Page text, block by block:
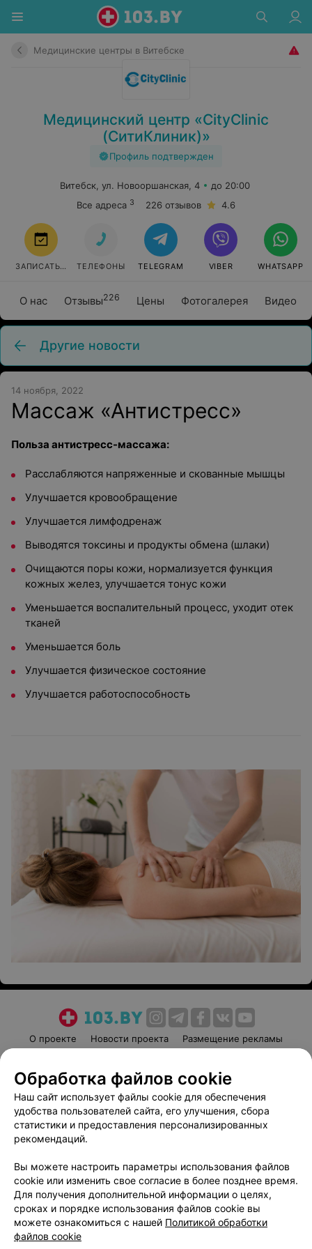
Медицинские центры в Витебске
Медицинский центр «CityClinic
(СитиКлиник)»
Профиль подтвержден
О нас Отзывы226 Цены Фотогалерея Видео
Витебск, ул. Новооршанская, 4
до 20:00
Все адреса 3 226 отзывов 4.6
ЗАПИСАТЬСЯ ТЕЛЕФОНЫ TELEGRAM VIBER WHATSAPP
Другие новости
14 ноября, 2022
Массаж «Антистресс»
Польза антистресс-массажа:
Расслабляются напряженные и скованные мышцы
Улучшается кровообращение
Улучшается лимфодренаж
Выводятся токсины и продукты обмена (шлаки)
Очищаются поры кожи, нормализуется функция
кожных желез, улучшается тонус кожи
Уменьшается воспалительный процесс, уходит отек
тканей
Уменьшается боль
Улучшается физическое состояние
Улучшается работоспособность
О проекте Новости проекта
Размещение рекламы
Пользовательское соглашение
Способы оплаты
Вакансии
Партнеры
Написать руководителю 103.by
Обработка персональных данных
Обработка файлов cookie
Наш сайт использует файлы cookie для обеспечения
удобства пользователей сайта, его улучшения, сбора
статистики и предоставления персонализированных
рекомендаций.
Вы можете настроить параметры использования файлов
cookie или изменить свое согласие в более позднее время.
Для получения дополнительной информации о целях,
сроках и порядке использования файлов cookie вы
можете ознакомиться с нашей Политикой обработки
файлов cookie